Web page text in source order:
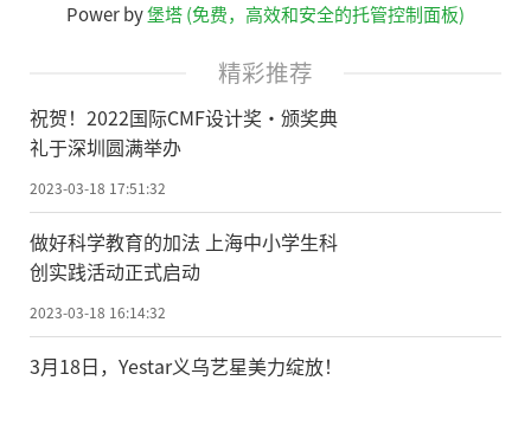
Power by堡塔 (免费，高效和安全的托管控制面板)
精彩推荐
祝贺！2022国际CMF设计奖·颁奖典
礼于深圳圆满举办
2023-03-18 17:51:32
做好科学教育的加法 上海中小学生科
创实践活动正式启动
2023-03-18 16:14:32
3月18日，Yestar义乌艺星美力绽放！